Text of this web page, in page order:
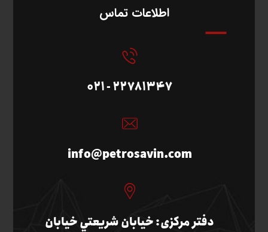
اطلاعات تماس
22781347 - 021
info@petrosavin.com
دفتر مرکزی: خيابان شريعتي خيابان